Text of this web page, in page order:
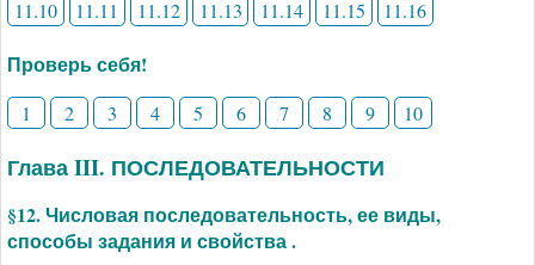
11.10 11.11 11.12 11.13 11.14 11.15 11.16
Проверь себя!
1 2 3 4 5 6 7 8 9 10
Глава III. ПОСЛЕДОВАТЕЛЬНОСТИ
§12. Числовая последовательность, ее виды,
способы задания и свойства .